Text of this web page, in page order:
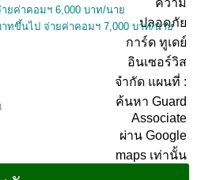
ยค่าคอมฯ 6,000 บาท/นาย
าทขึ้นไป จ่ายค่าคอมฯ 7,000 บาท/นาย